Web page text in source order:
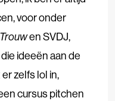
voor onder
Trouwen SVDJ,
ideeën aan de
zelfs lol in,
cursus pitchen